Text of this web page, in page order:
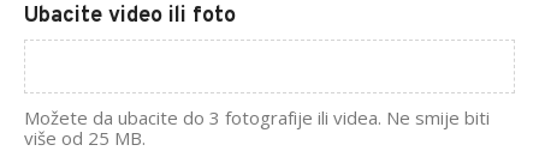
Ubacite video ili foto
Možete da ubacite do 3 fotografije ili videa. Ne smije biti
više od 25 MB.